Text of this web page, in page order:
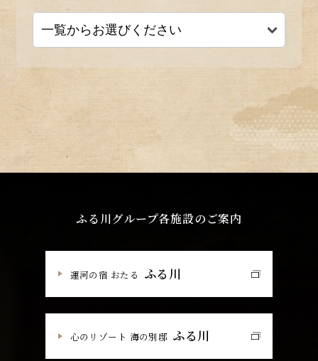
ふる川グループ各施設のご案内
運河の宿 おたる ふる川
心のリゾート 海の別邸 ふる川